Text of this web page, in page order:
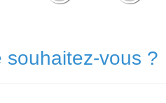
souhaitez-vous ?